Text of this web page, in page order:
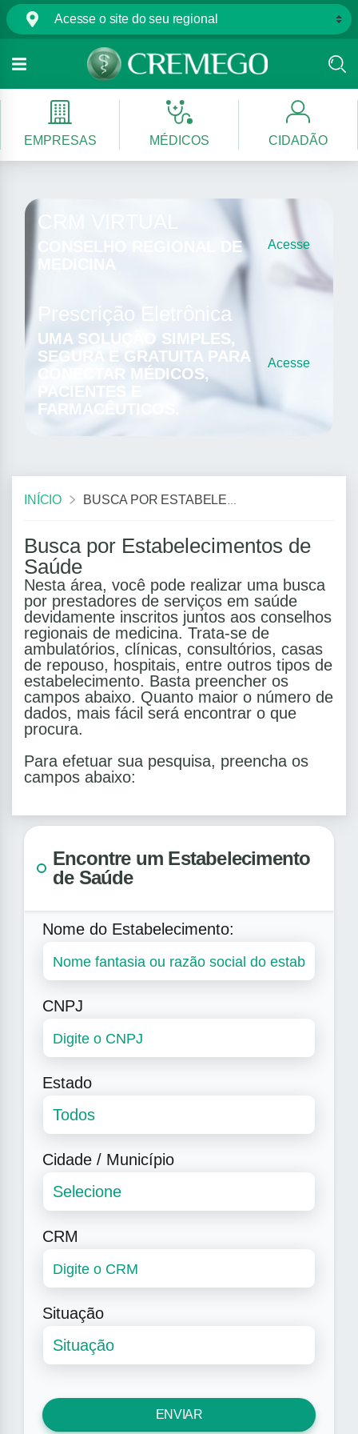
EMPRESAS MÉDICOS CIDADÃO
CRM VIRTUAL
CONSELHO REGIONAL DE
MEDICINA
Acesse
Prescrição Eletrônica
UMA SOLUÇÃO SIMPLES,
SEGURA E GRATUITA PARA
CONECTAR MÉDICOS,
PACIENTES E
FARMACÊUTICOS.
Acesse
INÍCIO BUSCA POR ESTABELECIMENTOS DE SAÚDE
Busca por Estabelecimentos de
Saúde
Nesta área, você pode realizar uma busca
por prestadores de serviços em saúde
devidamente inscritos juntos aos conselhos
regionais de medicina. Trata-se de
ambulatórios, clínicas, consultórios, casas
de repouso, hospitais, entre outros tipos de
estabelecimento. Basta preencher os
campos abaixo. Quanto maior o número de
dados, mais fácil será encontrar o que
procura.
Para efetuar sua pesquisa, preencha os
campos abaixo:
Encontre um Estabelecimento
de Saúde
Nome do Estabelecimento:
CNPJ
Estado
Cidade / Município
CRM
Situação
ENVIAR